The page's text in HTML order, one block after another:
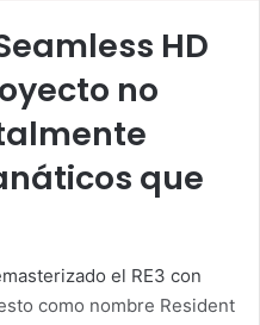
HD
no
que
el RE3 con
como nombre Resident